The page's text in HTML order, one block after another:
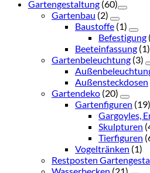
Gartengestaltung (60)
Gartenbau (2)
Baustoffe (1)
Befestigung
Beeteinfassung (1)
Gartenbeleuchtung (3)
Außensteckdosen
Gartendeko (20)
Gartenfiguren (19)
Gargoyles,
Skulpturen
Tierfiguren
Vogeltränken (1)
Restposten